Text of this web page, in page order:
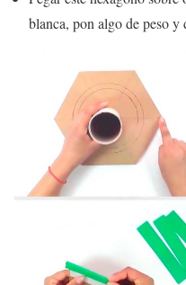
blanca, pon algo de peso y